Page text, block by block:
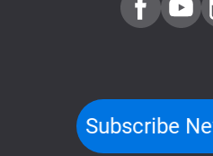
Subscribe